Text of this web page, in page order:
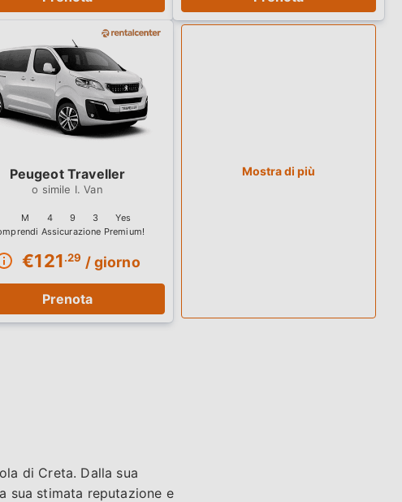
€121.29 / giorno
M 4 9 3 Yes
Peugeot Traveller
I. Van
Prenota
Mostra di più
di Creta. Dalla sua
sua stimata reputazione e